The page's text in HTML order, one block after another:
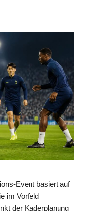
Event basiert auf
im Vorfeld
der Kaderplanung